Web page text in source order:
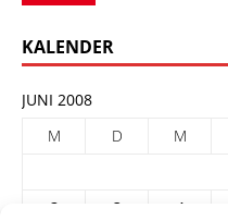
KALENDER
JUNI 2008
M
D M
2
3 4